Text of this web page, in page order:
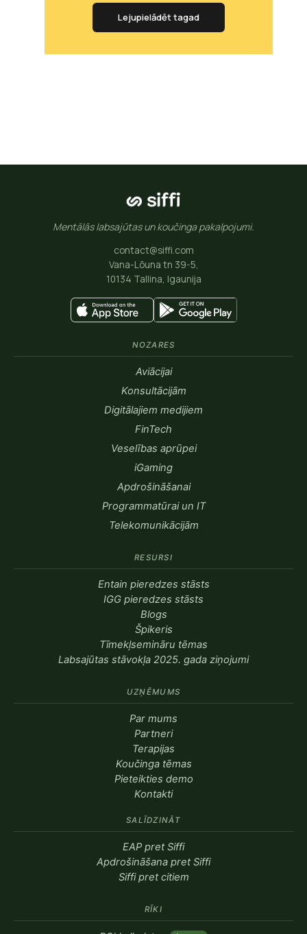
Lejupielādēt tagad
Mentālās labsajūtas un koučinga pakalpojumi.
contact@siffi.com
Vana-Lõuna tn 39-5,
10134 Tallina, Igaunija
NOZARES
Aviācijai
Konsultācijām
Digitālajiem medijiem
FinTech
Veselības aprūpei
iGaming
Apdrošināšanai
Programmatūrai un IT
Telekomunikācijām
RESURSI
Entain pieredzes stāsts
IGG pieredzes stāsts
Blogs
Špikeris
Tīmekļsemināru tēmas
Labsajūtas stāvokļa 2025. gada ziņojumi
UZŅĒMUMS
Par mums
Partneri
Terapijas
Koučinga tēmas
Pieteikties demo
Kontakti
SALĪDZINĀT
EAP pret Siffi
Apdrošināšana pret Siffi
Siffi pret citiem
RĪKI